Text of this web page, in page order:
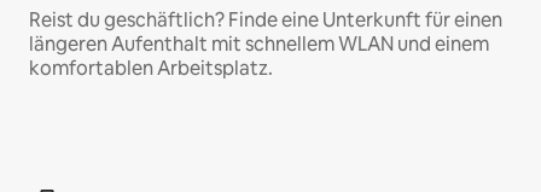
Reist du geschäftlich? Finde eine Unterkunft für einen
längeren Aufenthalt mit schnellem WLAN und einem
komfortablen Arbeitsplatz.